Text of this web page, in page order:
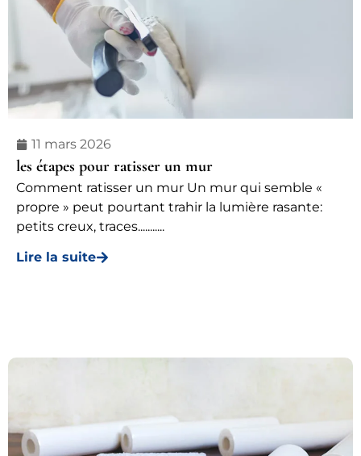
11 mars 2026
les étapes pour ratisser un mur
Comment ratisser un mur Un mur qui semble «
propre » peut pourtant trahir la lumière rasante:
petits creux, traces...........
Lire la suite